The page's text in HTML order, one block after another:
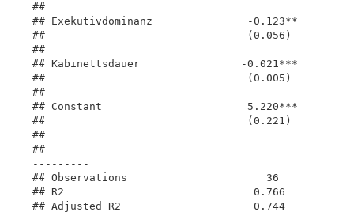
##
## Exekutivdominanz               -0.123**
##                                (0.056)
##
## Kabinettsdauer                -0.021***
##                                (0.005)
##
## Constant                       5.220***
##                                (0.221)
##
## -----------------------------------------
---------
## Observations                      36
## R2                              0.766
## Adjusted R2                     0.744